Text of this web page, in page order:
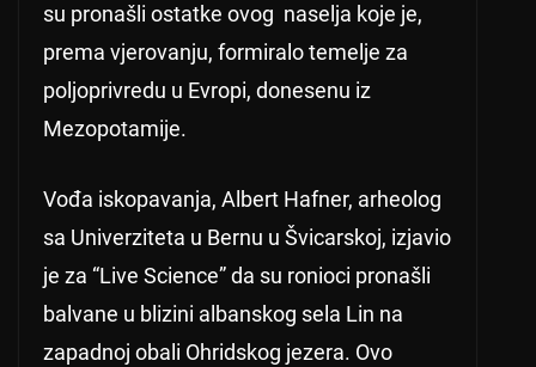
su pronašli ostatke ovog naselja koje je,
prema vjerovanju, formiralo temelje za
poljoprivredu u Evropi, donesenu iz
Mezopotamije.
Vođa iskopavanja, Albert Hafner, arheolog
sa Univerziteta u Bernu u Švicarskoj, izjavio
je za “Live Science” da su ronioci pronašli
balvane u blizini albanskog sela Lin na
zapadnoj obali Ohridskog jezera. Ovo